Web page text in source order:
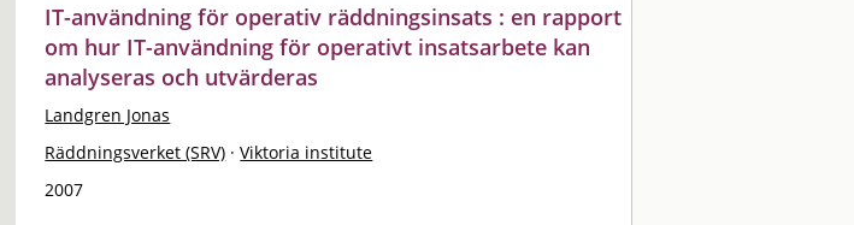
IT-användning för operativ räddningsinsats : en rapport
om hur IT-användning för operativt insatsarbete kan
analyseras och utvärderas
Landgren Jonas
Räddningsverket (SRV) · Viktoria institute
2007